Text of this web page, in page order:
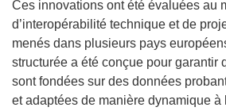
Ces innovations ont été évaluées au
d’interopérabilité technique et de
menés dans plusieurs pays
structurée a été conçue pour garantir
sont fondées sur des données
et adaptées de manière dynamique à